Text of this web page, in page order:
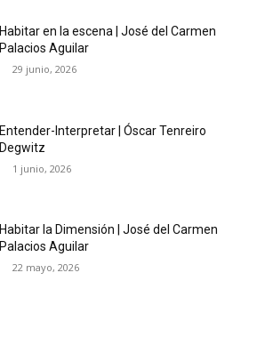
Habitar en la escena | José del Carmen
Palacios Aguilar
29 junio, 2026
Entender-Interpretar | Óscar Tenreiro
Degwitz
1 junio, 2026
Habitar la Dimensión | José del Carmen
Palacios Aguilar
22 mayo, 2026